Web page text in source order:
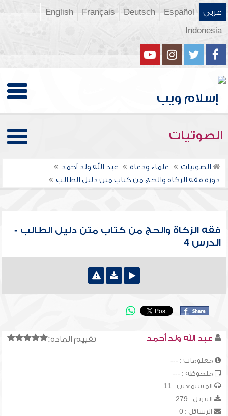
عربي Español
Deutsch
Français
English
Indonesia
الصوتيات
الصوتيات علماء ودعاة
عبد الله ولد أحمد
دورة فقه الزكاة والحج من كتاب متن دليل الطالب
فقه الزكاة والحج من كتاب متن دليل الطالب -
الدرس 4
تقييم المادة: عبد الله ولد أحمد
معلومات : ---
ملحوظة : ---
المستمعين : 11
التنزيل : 279
الرسائل : 0